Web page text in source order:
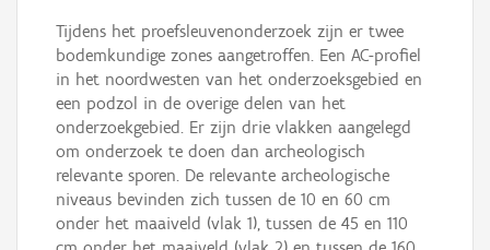
Tijdens het proefsleuvenonderzoek zijn er twee
bodemkundige zones aangetroffen. Een AC-profiel
in het noordwesten van het onderzoeksgebied en
een podzol in de overige delen van het
onderzoekgebied. Er zijn drie vlakken aangelegd
om onderzoek te doen dan archeologisch
relevante sporen. De relevante archeologische
niveaus bevinden zich tussen de 10 en 60 cm
onder het maaiveld (vlak 1), tussen de 45 en 110